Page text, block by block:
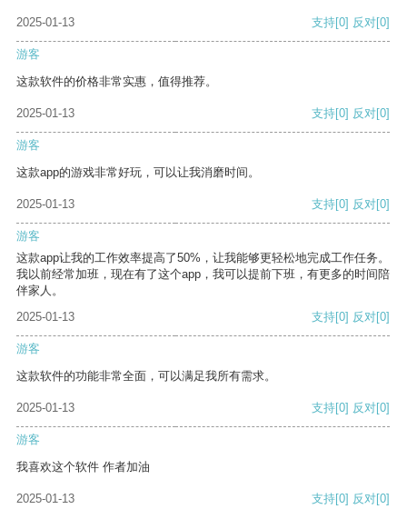
2025-01-13 支持[0] 反对[0]
游客
这款软件的价格非常实惠，值得推荐。
2025-01-13 支持[0] 反对[0]
游客
这款app的游戏非常好玩，可以让我消磨时间。
2025-01-13 支持[0] 反对[0]
游客
这款app让我的工作效率提高了50%，让我能够更轻松地完成工作任务。
我以前经常加班，现在有了这个app，我可以提前下班，有更多的时间陪
伴家人。
2025-01-13
支持[0] 反对[0]
游客
这款软件的功能非常全面，可以满足我所有需求。
2025-01-13 支持[0] 反对[0]
游客
我喜欢这个软件 作者加油
2025-01-13 支持[0] 反对[0]